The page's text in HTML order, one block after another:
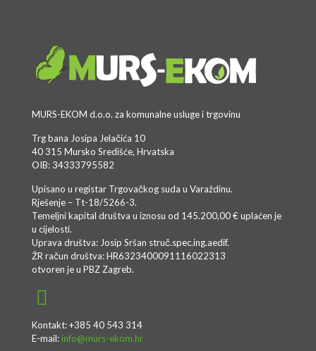
MURS-EKOM d.o.o. za komunalne usluge i trgovinu
Trg bana Josipa Jelačića 10
40 315 Mursko Središće, Hrvatska
OIB: 34333795582
Upisano u registar Trgovačkog suda u Varaždinu.
Rješenje – Tt-18/5266-3.
Temeljni kapital društva u iznosu od 145.200,00 € uplaćen je
u cijelosti.
Uprava društva: Josip Sršan struč.spec.ing.aedif.
ŽR račun društva: HR6323400091116022313
otvoren je u PBZ Zagreb.
Kontakt: +385 40 543 314
E-mail: info@murs-ekom.hr